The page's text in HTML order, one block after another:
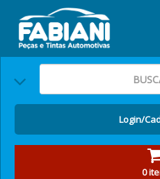
Login/
0